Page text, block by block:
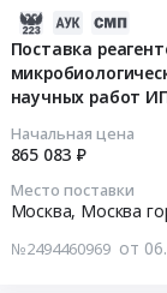
2
Поставка
научных работ
Начальная цена
865 083 ₽
Место поставки
Москва, Москва
№2494460969 от